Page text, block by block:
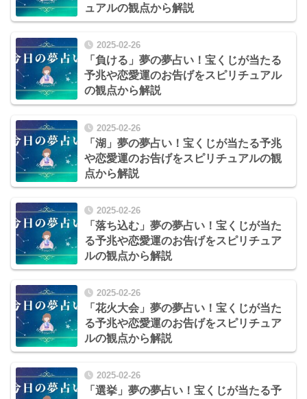
ュアルの観点から解説
2025-02-26
「負ける」夢の夢占い！宝くじが当たる
予兆や恋愛運のお告げをスピリチュアル
の観点から解説
2025-02-26
「湖」夢の夢占い！宝くじが当たる予兆
や恋愛運のお告げをスピリチュアルの観
点から解説
2025-02-26
「落ち込む」夢の夢占い！宝くじが当た
る予兆や恋愛運のお告げをスピリチュア
ルの観点から解説
2025-02-26
「花火大会」夢の夢占い！宝くじが当た
る予兆や恋愛運のお告げをスピリチュア
ルの観点から解説
2025-02-26
「選挙」夢の夢占い！宝くじが当たる予